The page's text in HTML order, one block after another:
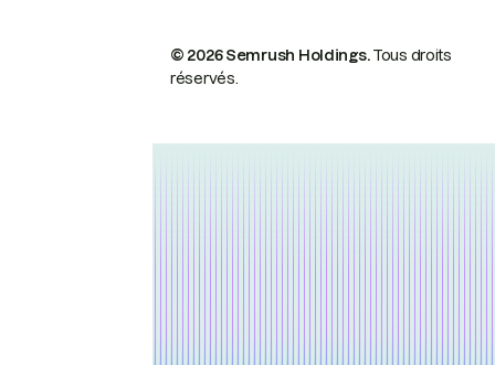
© 2026 Semrush Holdings.Tous droits
réservés.